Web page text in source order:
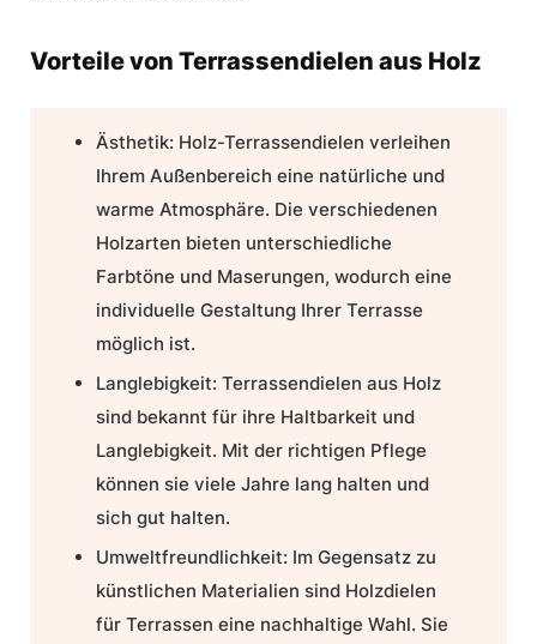
Vorteile von Terrassendielen aus Holz
Ästhetik: Holz-Terrassendielen verleihen
Ihrem Außenbereich eine natürliche und
warme Atmosphäre. Die verschiedenen
Holzarten bieten unterschiedliche
Farbtöne und Maserungen, wodurch eine
individuelle Gestaltung Ihrer Terrasse
möglich ist.
Langlebigkeit: Terrassendielen aus Holz
sind bekannt für ihre Haltbarkeit und
Langlebigkeit. Mit der richtigen Pflege
können sie viele Jahre lang halten und
sich gut halten.
Umweltfreundlichkeit: Im Gegensatz zu
künstlichen Materialien sind Holzdielen
für Terrassen eine nachhaltige Wahl. Sie